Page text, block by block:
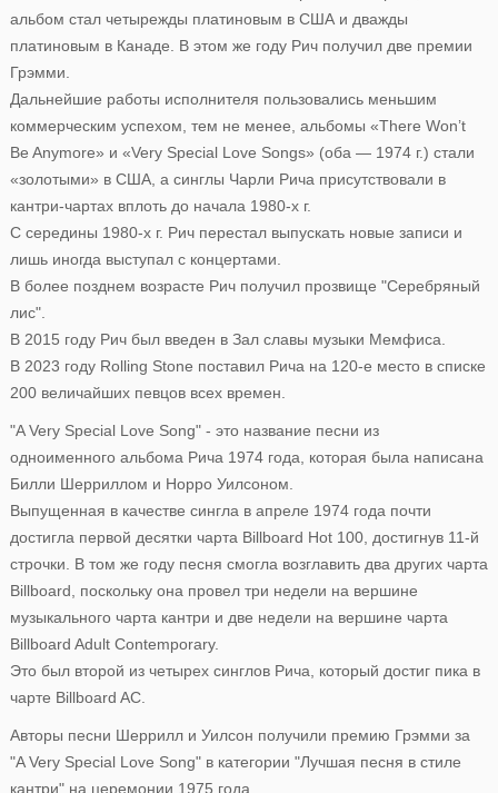
альбом стал четырежды платиновым в США и дважды
платиновым в Канаде. В этом же году Рич получил две премии
Грэмми.
Дальнейшие работы исполнителя пользовались меньшим
коммерческим успехом, тем не менее, альбомы «There Won’t
Be Anymore» и «Very Special Love Songs» (оба — 1974 г.) стали
«золотыми» в США, а синглы Чарли Рича присутствовали в
кантри-чартах вплоть до начала 1980-х г.
С середины 1980-х г. Рич перестал выпускать новые записи и
лишь иногда выступал с концертами.
В более позднем возрасте Рич получил прозвище "Серебряный
лис".
В 2015 году Рич был введен в Зал славы музыки Мемфиса.
В 2023 году Rolling Stone поставил Рича на 120-е место в списке
200 величайших певцов всех времен.
"A Very Special Love Song" - это название песни из
одноименного альбома Рича 1974 года, которая была написана
Билли Шерриллом и Норро Уилсоном.
Выпущенная в качестве сингла в апреле 1974 года почти
достигла первой десятки чарта Billboard Hot 100, достигнув 11-й
строчки. В том же году песня смогла возглавить два других чарта
Billboard, поскольку она провел три недели на вершине
музыкального чарта кантри и две недели на вершине чарта
Billboard Adult Contemporary.
Это был второй из четырех синглов Рича, который достиг пика в
чарте Billboard AC.
Авторы песни Шеррилл и Уилсон получили премию Грэмми за
"A Very Special Love Song" в категории "Лучшая песня в стиле
кантри" на церемонии 1975 года.